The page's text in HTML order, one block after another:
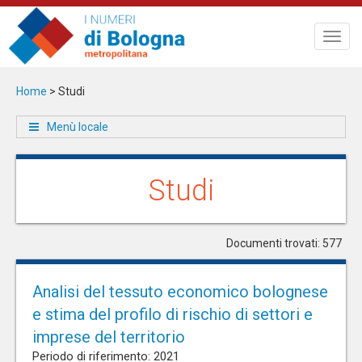
Salta
contenuto
principale
Home > Studi
Menù locale
Studi
Documenti trovati: 577
Analisi del tessuto economico bolognese
e stima del profilo di rischio di settori e
imprese del territorio
Periodo di riferimento: 2021